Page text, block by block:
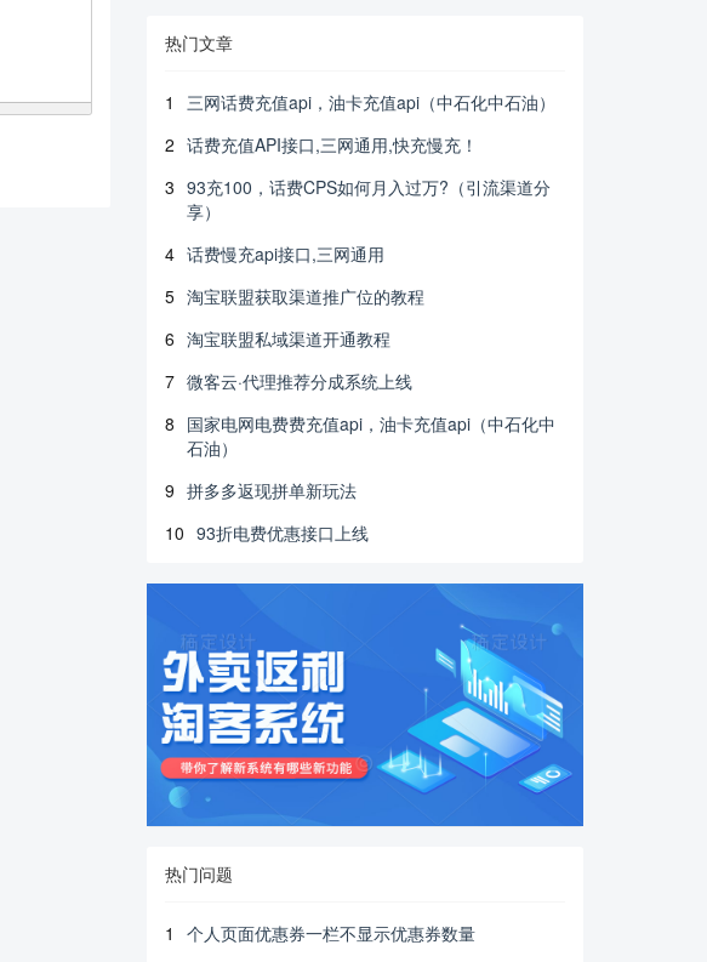
热门文章
1
三网话费充值api，油卡充值api（中石化中石油）
2 话费充值API接口,三网通用,快充慢充！
3 93充100，话费CPS如何月入过万?（引流渠道分
享）
4 话费慢充api接口,三网通用
5 淘宝联盟获取渠道推广位的教程
6 淘宝联盟私域渠道开通教程
7 微客云·代理推荐分成系统上线
8 国家电网电费费充值api，油卡充值api（中石化中
石油）
9 拼多多返现拼单新玩法
10 93折电费优惠接口上线
热门问题
1
个人页面优惠券一栏不显示优惠券数量